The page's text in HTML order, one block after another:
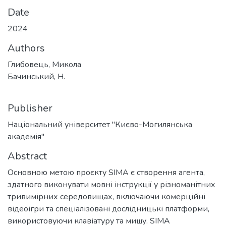
Date
2024
Authors
Глибовець, Микола
Бачинський, Н.
Publisher
Національний університет "Києво-Могилянська
академія"
Abstract
Основною метою проєкту SIMA є створення агента,
здатного виконувати мовні інструкції у різноманітних
тривимірних середовищах, включаючи комерційні
відеоігри та спеціалізовані дослідницькі платформи,
використовуючи клавіатуру та мишу. SIMA